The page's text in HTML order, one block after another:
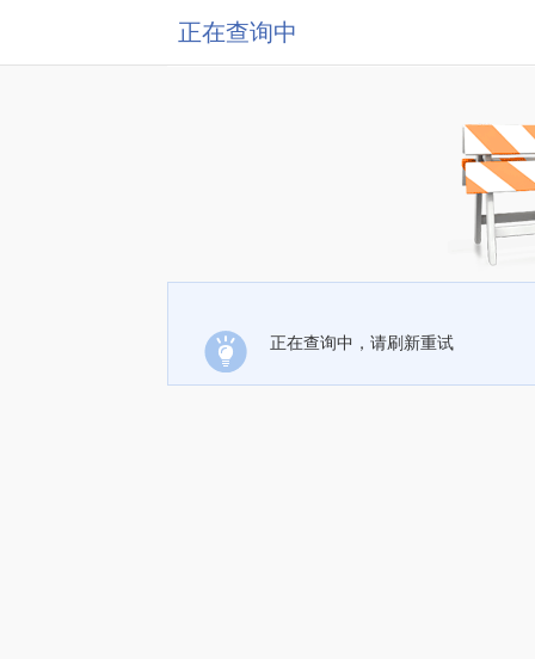
正在查询中
正在查询中，请刷新重试